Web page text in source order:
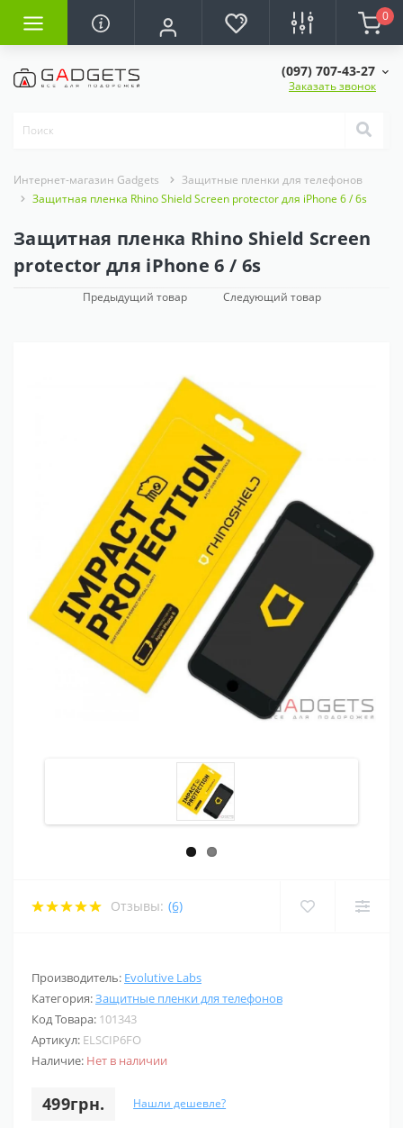
0
(097) 707-43-27
Заказать звонок
Интернет-магазин Gadgets
Защитные пленки для телефонов
Защитная пленка Rhino Shield Screen protector для iPhone 6 / 6s
Защитная пленка Rhino Shield Screen
protector для iPhone 6 / 6s
Предыдущий товар Следующий товар
Отзывы: (6)
Производитель: Evolutive Labs
Категория:Защитные пленки для телефонов
Код Товара: 101343
Артикул: ELSCIP6FO
Наличие: Нет в наличии
499грн. Нашли дешевле?